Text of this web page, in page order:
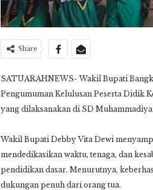
Share
SATUARAHNEWS- Wakil Bupati
Pengumuman Kelulusan Peserta Didik
yang dilaksanakan di SD
Wakil Bupati Debby Vita Dewi
mendedikasikan waktu, tenaga, dan
pendidikan dasar. Menurutnya,
dukungan penuh dari orang tua.